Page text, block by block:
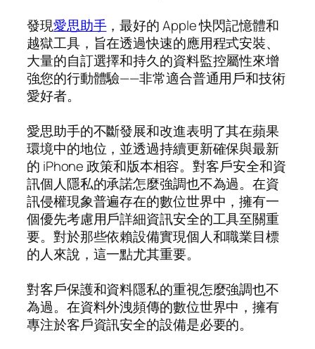
發現愛思助手，最好的 Apple 快閃記憶體和
越獄工具，旨在透過快速的應用程式安裝、
大量的自訂選擇和持久的資料監控屬性來增
強您的行動體驗——非常適合普通用戶和技術
愛好者。
愛思助手的不斷發展和改進表明了其在蘋果
環境中的地位，並透過持續更新確保與最新
的 iPhone 政策和版本相容。對客戶安全和資
訊個人隱私的承諾怎麼強調也不為過。在資
訊侵權現象普遍存在的數位世界中，擁有一
個優先考慮用戶詳細資訊安全的工具至關重
要。對於那些依賴設備實現個人和職業目標
的人來說，這一點尤其重要。
對客戶保護和資料隱私的重視怎麼強調也不
為過。在資料外洩頻傳的數位世界中，擁有
專注於客戶資訊安全的設備是必要的。